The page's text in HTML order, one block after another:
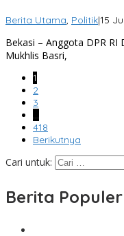
Berita Utama, Politik|15
Bekasi – Anggota DPR RI
Mukhlis Basri,
1
2
3
…
418
Berikutnya
Cari untuk:
Berita Populer